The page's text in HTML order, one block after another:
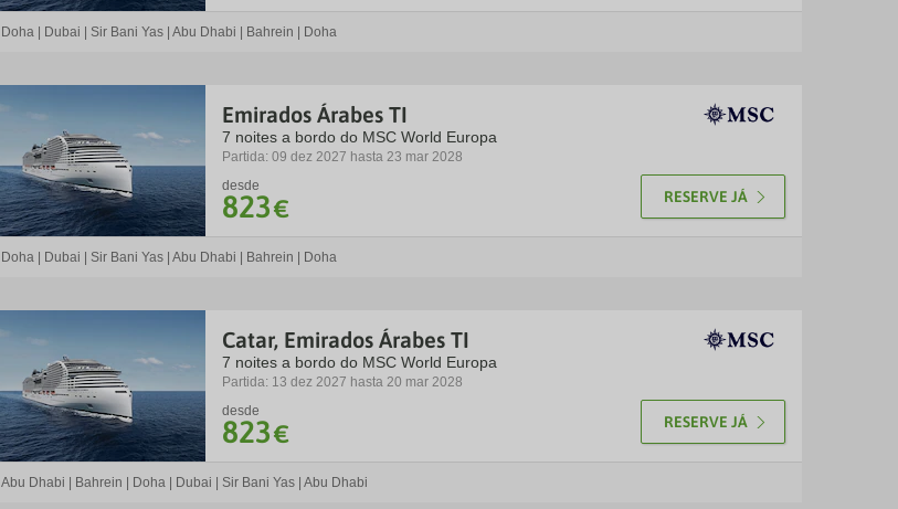
Doha | Dubai | Sir Bani Yas | Abu Dhabi | Bahrein | Doha
Emirados Árabes TI
7 noites a bordo do MSC World Europa
Partida: 09 dez 2027 hasta 23 mar 2028
desde
823€ RESERVE JÁ
Doha | Dubai | Sir Bani Yas | Abu Dhabi | Bahrein | Doha
Catar, Emirados Árabes TI
7 noites a bordo do MSC World Europa
Partida: 13 dez 2027 hasta 20 mar 2028
desde
823€ RESERVE JÁ
Abu Dhabi | Bahrein | Doha | Dubai | Sir Bani Yas | Abu Dhabi